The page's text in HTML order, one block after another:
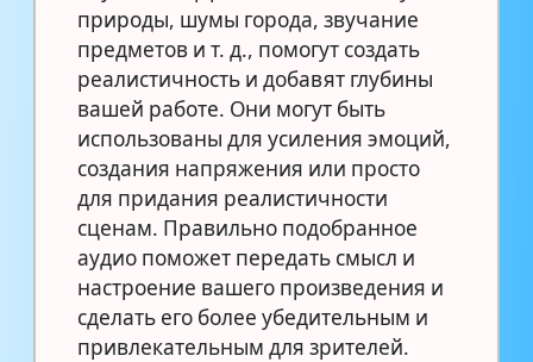
природы, шумы города, звучание
предметов и т. д., помогут создать
реалистичность и добавят глубины
вашей работе. Они могут быть
использованы для усиления эмоций,
создания напряжения или просто
для придания реалистичности
сценам. Правильно подобранное
аудио поможет передать смысл и
настроение вашего произведения и
сделать его более убедительным и
привлекательным для зрителей.